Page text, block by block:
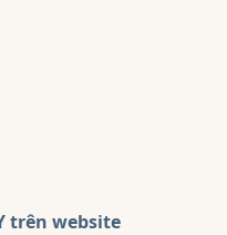
trên website